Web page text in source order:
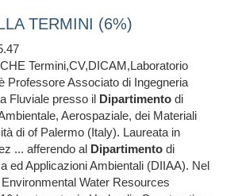
TERMINI (6%)
Termini,CV,DICAM,Laboratorio
Professore Associato di Ingegneria
Fluviale presso il Dipartimento di
Aerospaziale, dei Materiali
di of Palermo (Italy). Laureata in
... afferendo al Dipartimento di
ed Applicazioni Ambientali (DIIAA). Nel
Water Resources